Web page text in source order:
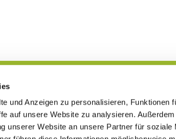
und Anzeigen zu personalisieren, Funktionen
auf unsere Website zu analysieren.
unserer Website an unsere Partner für soziale
Blog